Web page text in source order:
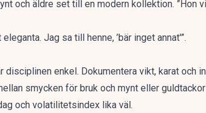
och äldre set till en modern kollektion. ”Hon
Jag sa till henne, ’bär inget annat'”.
disciplinen enkel. Dokumentera vikt, karat och
smycken för bruk och mynt eller
och volatilitetsindex lika väl.